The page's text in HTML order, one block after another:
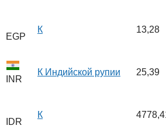
EGP
К 13,28
INR
К Индийской рупии 25,39
IDR
К